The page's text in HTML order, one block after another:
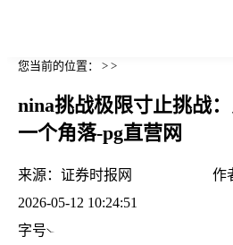
您当前的位置： > >
nina挑战极限寸止挑战
一个角落-pg直营网
来源： 证券时报网 作
2026-05-12 10:24:51
字号